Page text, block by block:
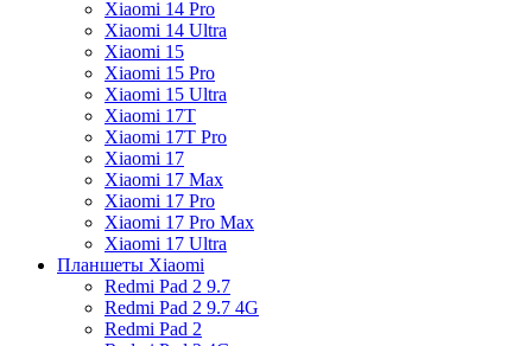
Xiaomi 14 Pro
Xiaomi 14 Ultra
Xiaomi 15
Xiaomi 15 Pro
Xiaomi 15 Ultra
Xiaomi 17T
Xiaomi 17T Pro
Xiaomi 17
Xiaomi 17 Max
Xiaomi 17 Pro
Xiaomi 17 Pro Max
Xiaomi 17 Ultra
Планшеты Xiaomi
Redmi Pad 2 9.7
Redmi Pad 2 9.7 4G
Redmi Pad 2